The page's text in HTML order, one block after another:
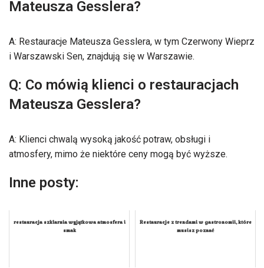
Mateusza Gesslera?
A: Restauracje Mateusza Gesslera, w tym Czerwony Wieprz
i Warszawski Sen, znajdują się w Warszawie.
Q: Co mówią klienci o restauracjach
Mateusza Gesslera?
A: Klienci chwalą wysoką jakość potraw, obsługi i
atmosfery, mimo że niektóre ceny mogą być wyższe.
Inne posty:
restauracja szklarnia wyjątkowa atmosfera i
smak
Restauracje z trendami w gastronomii, które
musisz poznać